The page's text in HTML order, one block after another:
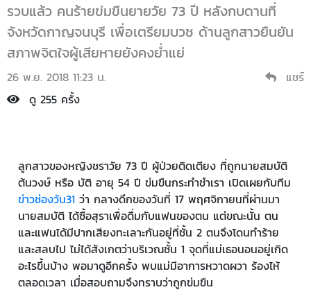
รวบแล้ว คนร้ายข่มขืนยายวัย 73 ปี หลังกบดานที่
จังหวัดกาญจนบุรี เพื่อเตรียมบวช ด้านลูกสาวยืนยัน
สภาพจิตใจผู้เสียหายยังคงย่ำแย่
26 พ.ย. 2018 11:23 น.
แชร์
ดู 255 ครั้ง
ลูกสาวของหญิงชราวัย 73 ปี ผู้ป่วยติดเตียง ที่ถูกนายสมบัติ
ต้นวงษ์ หรือ บัติ อายุ 54 ปี ข่มขืนกระทำชำเรา เปิดเผยกับทีม
ข่าวช่องวัน31 ว่า กลางดึกของวันที่ 17 พฤศจิกายนที่ผ่านมา
นายสมบัติ ได้ซื้อสุราเพื่อดื่มกับแฟนของตน แต่ขณะนั้น ตน
และแฟนได้มีปากเสียงทะเลาะกันอยู่ที่ชั้น 2 ตนจึงโดนทำร้าย
และสลบไป ไม่ได้สังเกตว่าบริเวณชั้น 1 จุดที่แม่เธอนอนอยู่เกิด
อะไรขึ้นบ้าง พอมาดูอีกครั้ง พบแม่มีอาการหวาดผวา ร้องไห้
ตลอดเวลา เมื่อสอบถามจึงทราบว่าถูกข่มขืน